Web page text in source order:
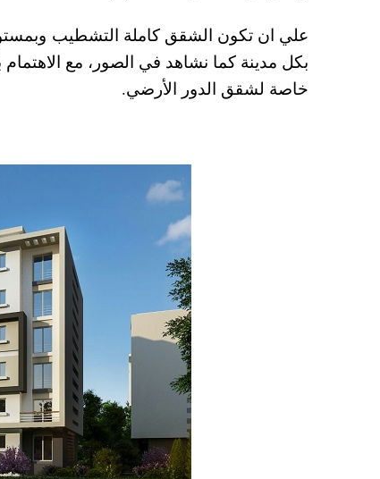
علي ان تكون الشقق كاملة التشطيب
بكل مدينة كما نشاهد في الصور، مع
خاصة لشقق الدور الأرضي.